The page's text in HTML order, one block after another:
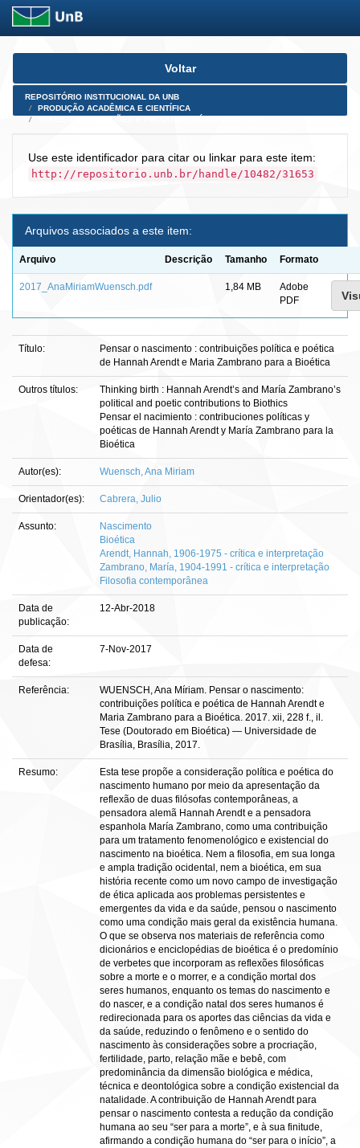
Skip
Voltar
REPOSITÓRIO INSTITUCIONAL DA UNB
PRODUÇÃO ACADÊMICA E CIENTÍFICA
Use este identificador para citar ou linkar para este item:
http://repositorio.unb.br/handle/10482/31653
Arquivos associados a este item:
Arquivo Descrição Tamanho Formato
2017_AnaMiriamWuensch.pdf 1,84 MB
Adobe
PDF
Título:
Pensar o nascimento : contribuições política e poética
de Hannah Arendt e Maria Zambrano para a Bioética
Outros títulos:
Thinking birth : Hannah Arendt’s and María Zambrano’s
political and poetic contributions to Biothics
Pensar el nacimiento : contribuciones políticas y
poéticas de Hannah Arendt y María Zambrano para la
Bioética
Autor(es): Wuensch, Ana Miriam
Orientador(es): Cabrera, Julio
Assunto:
Nascimento
Bioética
Arendt, Hannah, 1906-1975 - crítica e interpretação
Zambrano, María, 1904-1991 - crítica e interpretação
Filosofia contemporânea
Data de
publicação:
12-Abr-2018
Data de
defesa:
7-Nov-2017
Referência:
WUENSCH, Ana Míriam. Pensar o nascimento:
contribuições política e poética de Hannah Arendt e
Maria Zambrano para a Bioética. 2017. xii, 228 f., il.
Tese (Doutorado em Bioética) — Universidade de
Brasília, Brasília, 2017.
Resumo:
Esta tese propõe a consideração política e poética do
nascimento humano por meio da apresentação da
reflexão de duas filósofas contemporâneas, a
pensadora alemã Hannah Arendt e a pensadora
espanhola María Zambrano, como uma contribuição
para um tratamento fenomenológico e existencial do
nascimento na bioética. Nem a filosofia, em sua longa
e ampla tradição ocidental, nem a bioética, em sua
história recente como um novo campo de investigação
de ética aplicada aos problemas persistentes e
emergentes da vida e da saúde, pensou o nascimento
como uma condição mais geral da existência humana.
O que se observa nos materiais de referência como
dicionários e enciclopédias de bioética é o predomínio
de verbetes que incorporam as reflexões filosóficas
sobre a morte e o morrer, e a condição mortal dos
seres humanos, enquanto os temas do nascimento e
do nascer, e a condição natal dos seres humanos é
redirecionada para os aportes das ciências da vida e
da saúde, reduzindo o fenômeno e o sentido do
nascimento às considerações sobre a procriação,
fertilidade, parto, relação mãe e bebê, com
predominância da dimensão biológica e médica,
técnica e deontológica sobre a condição existencial da
natalidade. A contribuição de Hannah Arendt para
pensar o nascimento contesta a redução da condição
humana ao seu “ser para a morte”, e à sua finitude,
afirmando a condição humana do “ser para o início”, a